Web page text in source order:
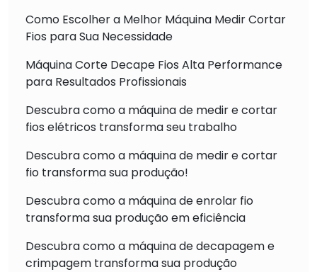
Como Escolher a Melhor Máquina Medir Cortar
Fios para Sua Necessidade
Máquina Corte Decape Fios Alta Performance
para Resultados Profissionais
Descubra como a máquina de medir e cortar
fios elétricos transforma seu trabalho
Descubra como a máquina de medir e cortar
fio transforma sua produção!
Descubra como a máquina de enrolar fio
transforma sua produção em eficiência
Descubra como a máquina de decapagem e
crimpagem transforma sua produção